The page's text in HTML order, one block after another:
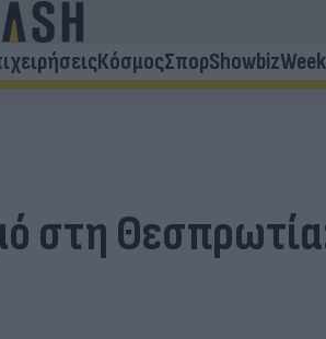
ΚόσμοςΣπορShowbiz
στη